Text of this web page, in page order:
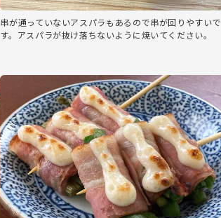
串が通っていないアスパラもあるので串が回りやすいで
す。アスパラが抜け落ちないように焼いてください。